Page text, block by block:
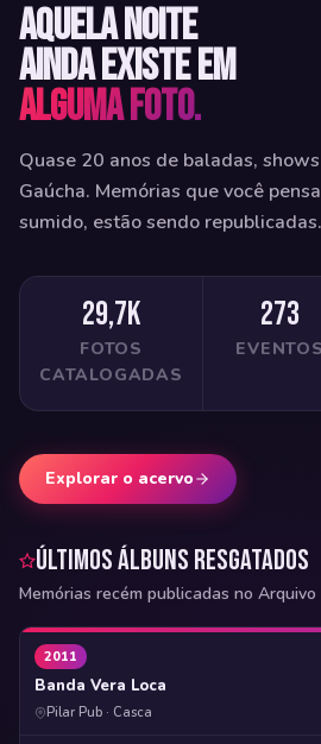
Aquela noite
ainda existe em
alguma foto.
Quase 20 anos de baladas,
Gaúcha. Memórias que você
sumido, estão sendo republicadas.
29,7k
FOTOS
CATALOGADAS
273
EVENTOS
Explorar o acervo
Últimos álbuns resgatados
Memórias recém publicadas no Arquivo
2011
Banda Vera Loca
Pilar Pub · Casca